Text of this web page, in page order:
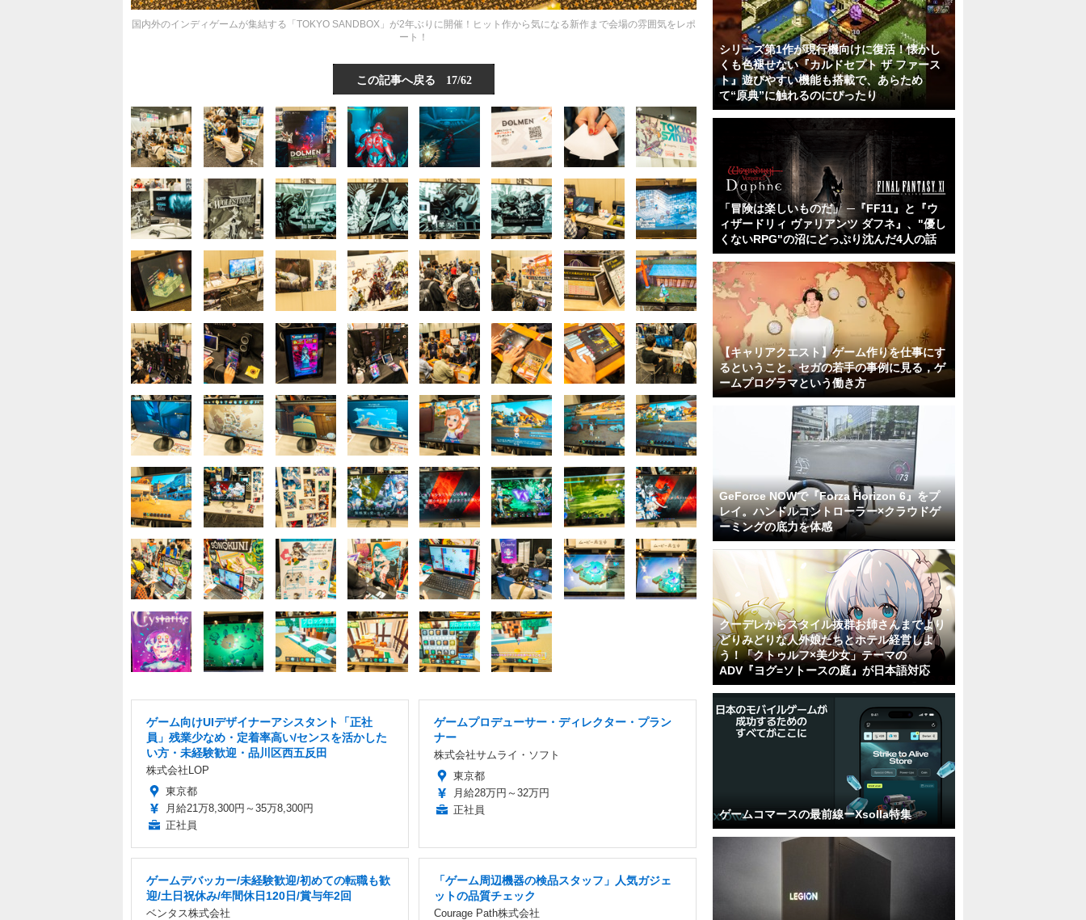
国内外のインディゲームが集結する「TOKYO SANDBOX」が2年ぶりに開催！ヒット作から気になる新作まで会場の雰囲気をレポ
ート！
この記事へ戻る 17/62
ゲーム向けUIデザイナーアシスタント「正社
員」残業少なめ・定着率高い/センスを活かした
い方・未経験歓迎・品川区西五反田
株式会社LOP
東京都
月給21万8,300円～35万8,300円
正社員
ゲームプロデューサー・ディレクター・プラン
ナー
株式会社サムライ・ソフト
東京都
月給28万円～32万円
正社員
ゲームデバッカー/未経験歓迎/初めての転職も歓
迎/土日祝休み/年間休日120日/賞与年2回
ベンタス株式会社
「ゲーム周辺機器の検品スタッフ」人気ガジェ
ットの品質チェック
Courage Path株式会社
シリーズ第1作が現行機向けに復活！懐かし
くも色褪せない『カルドセプト ザ ファース
ト』遊びやすい機能も搭載で、あらため
て“原典”に触れるのにぴったり
「冒険は楽しいものだ」 ─『FF11』と『ウ
ィザードリィ ヴァリアンツ ダフネ』、"優し
くないRPG"の沼にどっぷり沈んだ4人の話
【キャリアクエスト】ゲーム作りを仕事にす
るということ。セガの若手の事例に見る，ゲ
ームプログラマという働き方
GeForce NOWで『Forza Horizon 6』をプ
レイ。ハンドルコントローラー×クラウドゲ
ーミングの底力を体感
クーデレからスタイル抜群お姉さんまでより
どりみどりな人外娘たちとホテル経営しよ
う！「クトゥルフ×美少女」テーマの
ADV『ヨグ=ソトースの庭』が日本語対応
ゲームコマースの最前線ーXsolla特集